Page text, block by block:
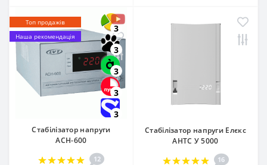
Топ продажів
Наша рекомендація
3
3
3
3
3
Стабілізатор напруги
АСН-600
12
Стабілізатор напруги Елєкс
АНТС У 5000
16